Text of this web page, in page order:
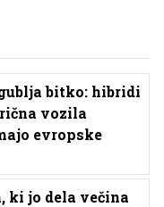
bitko: hibridi
vozila
evropske
ki jo dela večina